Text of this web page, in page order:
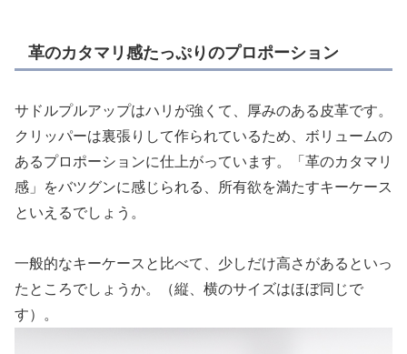
革のカタマリ感たっぷりのプロポーション
サドルプルアップはハリが強くて、厚みのある皮革です。
クリッパーは裏張りして作られているため、ボリュームの
あるプロポーションに仕上がっています。
「革のカタマリ
感」をバツグンに感じられる、所有欲を満たすキーケース
といえるでしょう。
一般的なキーケースと比べて、少しだけ高さがあるといっ
たところでしょうか。（縦、横のサイズはほぼ同じで
す）。